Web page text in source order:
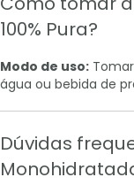
100% Pura?
Modo de uso:
água ou bebida de
Dúvidas